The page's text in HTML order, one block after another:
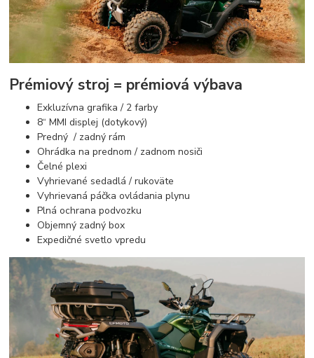
Prémiový stroj = prémiová výbava
Exkluzívna grafika / 2 farby
8“ MMI displej (dotykový)
Predný / zadný rám
Ohrádka na prednom / zadnom nosiči
Čelné plexi
Vyhrievané sedadlá / rukoväte
Vyhrievaná páčka ovládania plynu
Plná ochrana podvozku
Objemný zadný box
Expedičné svetlo vpredu